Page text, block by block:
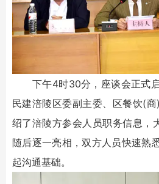
下午4时30分，座谈会正式启
民建涪陵区委副主委、区餐饮(
绍了涪陵方参会人员职务信息，
随后逐一亮相，双方人员快速熟
起沟通基础。